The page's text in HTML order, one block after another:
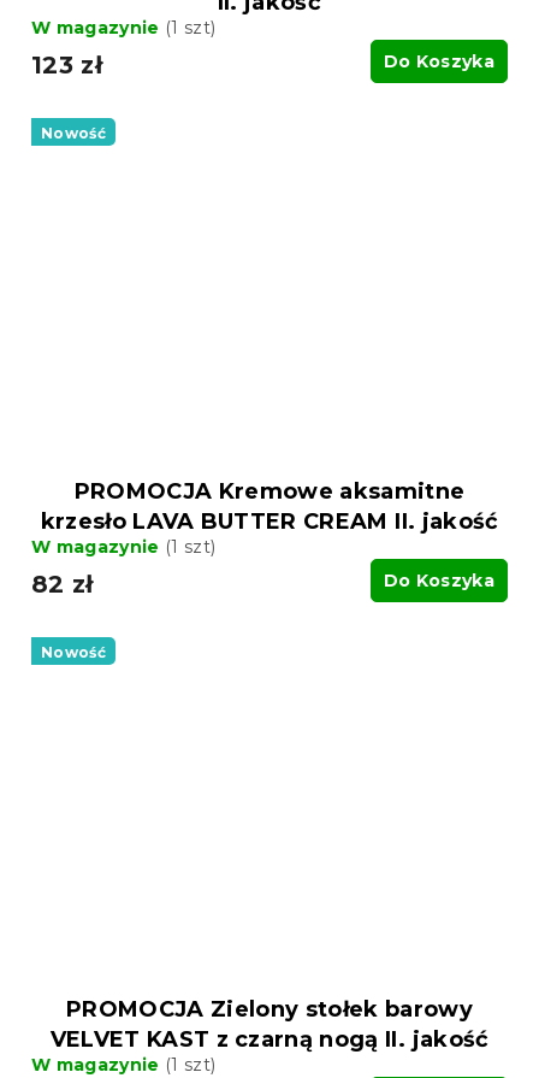
W magazynie (1 szt)
123 zł Do Koszyka
Nowość
PROMOCJA Kremowe aksamitne
krzesło LAVA BUTTER CREAM II. jakość
W magazynie (1 szt)
82 zł Do Koszyka
Nowość
PROMOCJA Zielony stołek barowy
VELVET KAST z czarną nogą II. jakość
W magazynie (1 szt)